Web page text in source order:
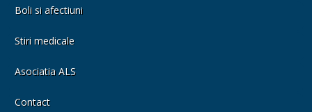
Boli si afectiuni
Stiri medicale
Asociatia ALS
Contact